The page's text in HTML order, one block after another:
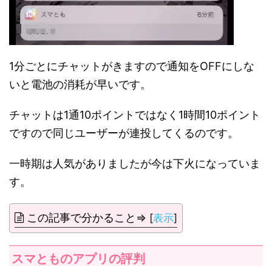
1分ごとにチャットがきますので通知をOFFにしな
いと電池の消耗が早いです。
チャットは1通10ポイントではなく1時間10ポイント
ですので同じユーザーが連投してくるのです。
一時期は人気がありましたが今は下火になっていま
す。
この記事で分かること⇒ [表示]
スマとものアプリの評判